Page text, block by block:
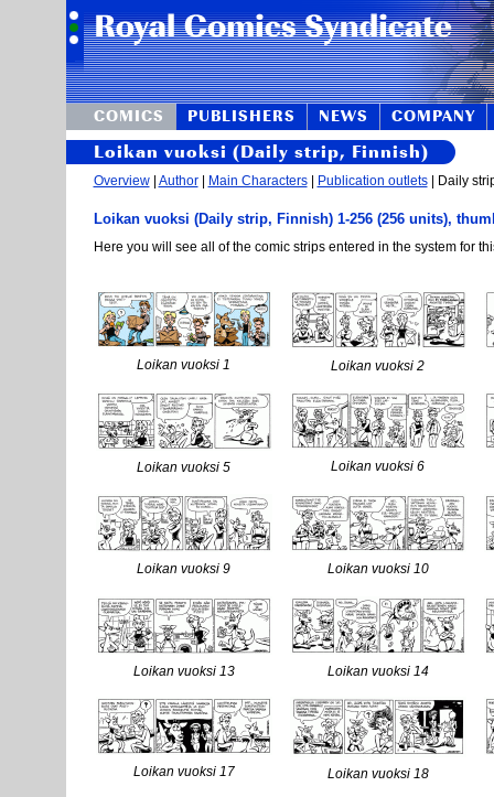
COMICS PUBLISHERS NEWS COMPANY
Loikan vuoksi (Daily strip, Finnish)
Overview| Author| Main Characters| Publication outlets| Daily
Loikan vuoksi (Daily strip, Finnish) 1-256 (256 units),
Here you will see all of the comic strips entered in the system for
Loikan vuoksi 1 Loikan vuoksi 2
Loikan vuoksi 5 Loikan vuoksi 6
Loikan vuoksi 9 Loikan vuoksi 10
Loikan vuoksi 13 Loikan vuoksi 14
Loikan vuoksi 17 Loikan vuoksi 18